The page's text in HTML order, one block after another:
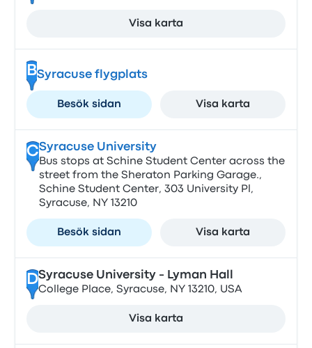
Visa karta
BSyracuse flygplats
Besök sidan Visa karta
CSyracuse University
Bus stops at Schine Student Center across the
street from the Sheraton Parking Garage.,
Schine Student Center, 303 University Pl,
Syracuse, NY 13210
Besök sidan Visa karta
DSyracuse University - Lyman Hall
College Place, Syracuse, NY 13210, USA
Visa karta